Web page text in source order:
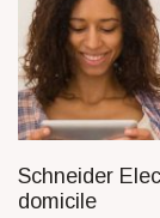
Schneider
domicile